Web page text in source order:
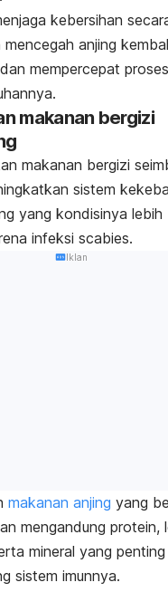
kebersihan
anjing
mempercepat proses
makanan bergizi
makanan bergizi
sistem
yang kondisinya lebih
infeksi scabies.
Iklan
makanan anjing yang
mengandung protein,
mineral yang
sistem imunnya.